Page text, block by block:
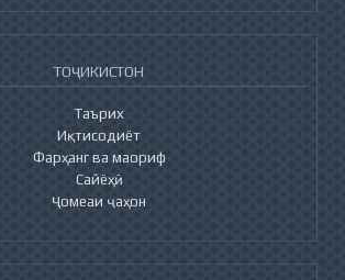
ТОҶИКИСТОН
Таърих
Иқтисодиёт
Фарҳанг ва маориф
Сайёҳӣ
Ҷомеаи ҷаҳон